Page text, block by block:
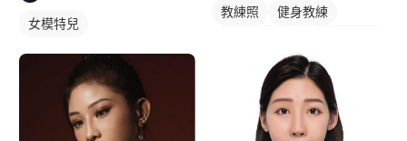
女模特兒
教練照
健身教練